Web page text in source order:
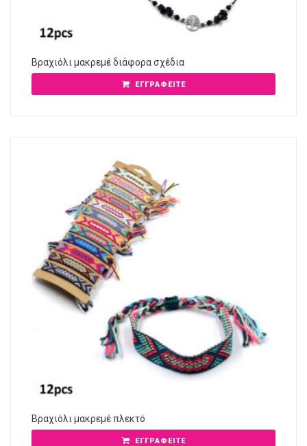
Βραχιόλι μακρεμέ διάφορα σχέδια
ΕΓΓΡΑΦΕΊΤΕ
Βραχιόλι μακρεμέ πλεκτό
ΕΓΓΡΑΦΕΊΤΕ